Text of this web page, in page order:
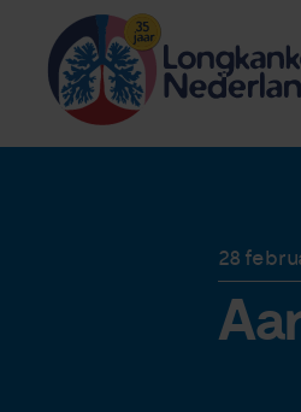
28